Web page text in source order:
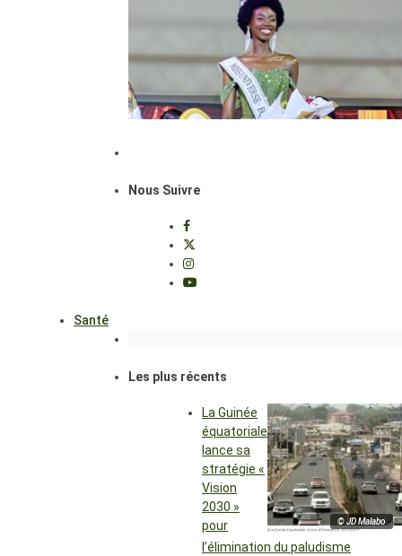
Nous Suivre
Santé
Les plus récents
© JD Malabo
La Guinée
équatoriale
lance sa
stratégie «
Vision
2030 »
pour
l’élimination du paludisme